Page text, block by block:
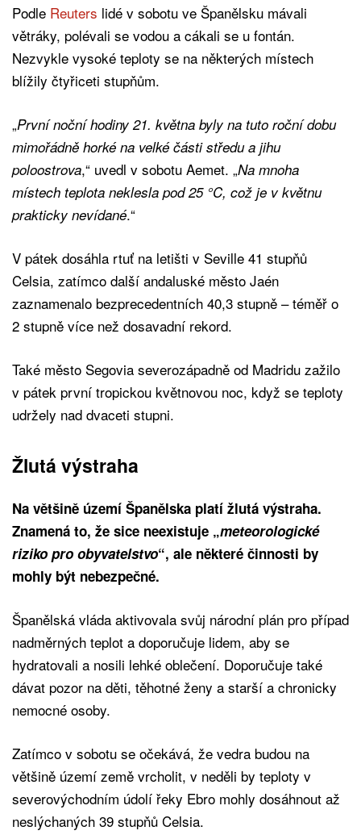
Podle Reuters lidé v sobotu ve Španělsku mávali
větráky, polévali se vodou a cákali se u fontán.
Nezvykle vysoké teploty se na některých místech
blížily čtyřiceti stupňům.
„První noční hodiny 21. května byly na tuto roční dobu
mimořádně horké na velké části středu a jihu
poloostrova,“ uvedl v sobotu Aemet. „Na mnoha
místech teplota neklesla pod 25 °C, což je v květnu
prakticky nevídané.“
V pátek dosáhla rtuť na letišti v Seville 41 stupňů
Celsia, zatímco další andaluské město Jaén
zaznamenalo bezprecedentních 40,3 stupně – téměř o
2 stupně více než dosavadní rekord.
Také město Segovia severozápadně od Madridu zažilo
v pátek první tropickou květnovou noc, když se teploty
udržely nad dvaceti stupni.
Žlutá výstraha
Na většině území Španělska platí žlutá výstraha.
Znamená to, že sice neexistuje „meteorologické
riziko pro obyvatelstvo“, ale některé činnosti by
mohly být nebezpečné.
Španělská vláda aktivovala svůj národní plán pro případ
nadměrných teplot a doporučuje lidem, aby se
hydratovali a nosili lehké oblečení. Doporučuje také
dávat pozor na děti, těhotné ženy a starší a chronicky
nemocné osoby.
Zatímco v sobotu se očekává, že vedra budou na
většině území země vrcholit, v neděli by teploty v
severovýchodním údolí řeky Ebro mohly dosáhnout až
neslýchaných 39 stupňů Celsia.